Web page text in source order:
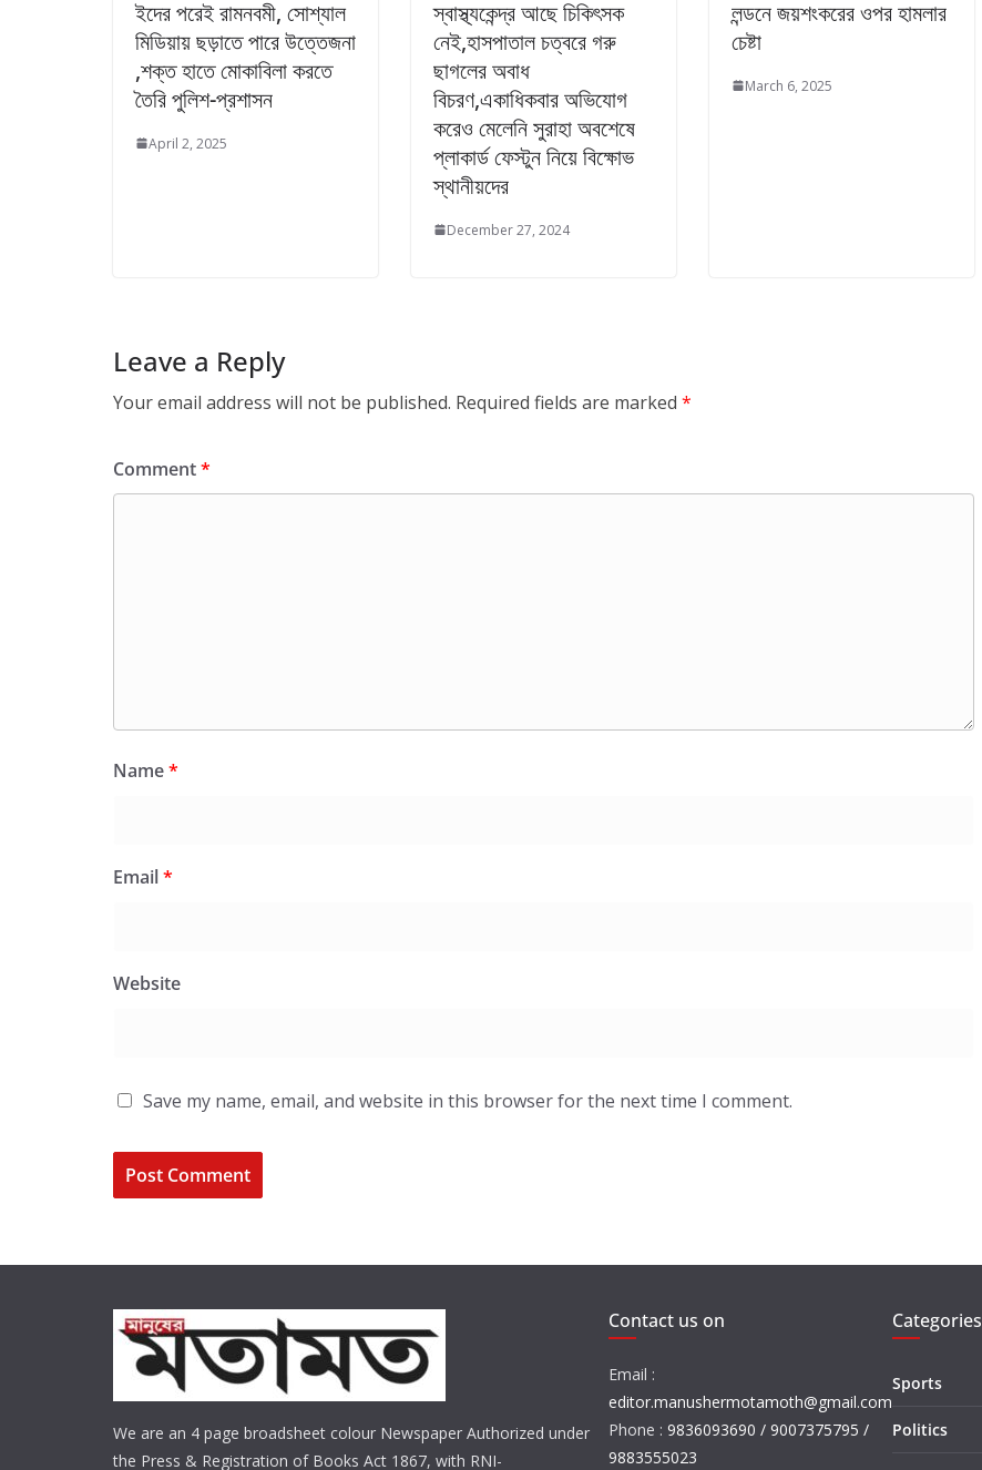
ইদের পরেই রামনবমী, সোশ্যাল
মিডিয়ায় ছড়াতে পারে উত্তেজনা
,শক্ত হাতে মোকাবিলা করতে
তৈরি পুলিশ-প্রশাসন
April 2, 2025
স্বাস্থ্যকেন্দ্র আছে চিকিৎসক
নেই,হাসপাতাল চত্বরে গরু
ছাগলের অবাধ
বিচরণ,একাধিকবার অভিযোগ
করেও মেলেনি সুরাহা অবশেষে
প্লাকার্ড ফেস্টুন নিয়ে বিক্ষোভ
স্থানীয়দের
December 27, 2024
লন্ডনে জয়শংকরের ওপর হামলার
চেষ্টা
March 6, 2025
Leave a Reply
Your email address will not be published. Required fields are marked *
Comment*
Name*
Email*
Website
Save my name, email, and website in this browser for the next time I comment.
We are an 4 page broadsheet colour Newspaper Authorized under
the Press & Registration of Books Act 1867, with RNI-
Contact us on
Email :
editor.manushermotamoth@gmail.com
Phone : 9836093690 / 9007375795 /
9883555023
Categories
Sports
Politics